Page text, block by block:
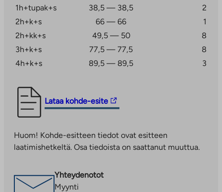
metrin päässä ja uimahalli ja urheilupuisto noin
kilometrin päässä.
1h+tupak+s
38,5 — 38,5
2
2h+k+s
66 — 66
1
2h+kk+s
49,5 — 50
8
3h+k+s
77,5 — 77,5
8
4h+k+s
89,5 — 89,5 3
Lataa kohde-esite
Linkki
vie
palveluun.
Linkki
uuteen
välilehteen
Huom! Kohde-esitteen tiedot ovat esitteen
laatimishetkeltä. Osa tiedoista on saattanut muuttua.
Yhteydenotot
Myynti